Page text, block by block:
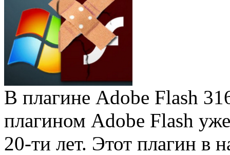
В плагине Adobe Flash
плагином Adobe Flash
20-ти лет. Этот плагин в